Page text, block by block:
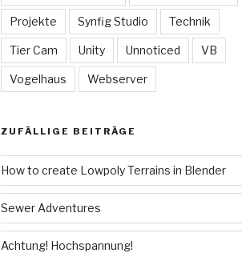
Projekte Synfig Studio Technik
Tier Cam Unity Unnoticed VB
Vogelhaus Webserver
ZUFÄLLIGE BEITRÄGE
How to create Lowpoly Terrains in Blender
Sewer Adventures
Achtung! Hochspannung!